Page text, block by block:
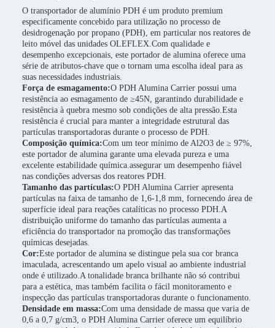
O transportador de alumínio PDH é um produto premium
especificamente concebido para utilização no processo de
desidrogenação por propano (PDH), em particular nos reatores de
leito móvel das unidades OLEFLEX.Com qualidade e
desempenho excepcionais, este portador de alumina oferece uma
série de atributos-chave que o tornam uma escolha ideal para as
suas necessidades industriais.
Força de esmagamento:O PDH Alumina Carrier possui uma
resistência ao esmagamento de ≥45N, garantindo durabilidade e
resistência à quebra mesmo sob condições de alta pressão.Esta
resistência é crucial para manter a integridade estrutural das
partículas transportadoras durante o processo de PDH.
Composição química:Com um teor mínimo de Al2O3 de ≥ 97%,
este portador de alumina garante uma elevada pureza e uma
excelente estabilidade química.assegurar um desempenho fiável
nas condições adversas dos reatores PDH.
Tamanho das partículas:O PDH Alumina Carrier apresenta
partículas na faixa de tamanho de 1,6-1,8 mm, fornecendo área de
superfície ideal para reações catalíticas no processo PDH.A
distribuição uniforme do tamanho das partículas aumenta a
eficiência do transportador na promoção das transformações
químicas desejadas.
Cor:Este portador de alumina se distingue pela sua cor branca
imaculada, acrescentando um apelo visual ao ambiente industrial
onde é utilizado.A tonalidade branca brilhante não só contribui
para a estética, mas também facilita o fácil monitoramento e
inspecção das partículas transportadoras durante o funcionamento.
Densidade em massa:Com uma densidade de massa que varia de
0,6 a 0,7 g/cm3, o PDH Alumina Carrier oferece um equilíbrio